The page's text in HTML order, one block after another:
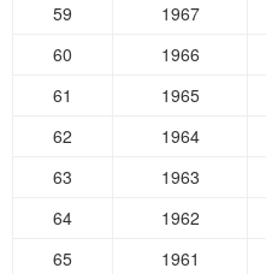
59
1967
60
1966
61
1965
62
1964
63
1963
64
1962
65
1961